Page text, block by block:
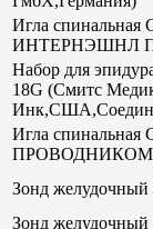
Игла
ИНТЕРНЭШНЛ
Набор для
18G (Смитс
Игла спинальная
Зонд
Зонд